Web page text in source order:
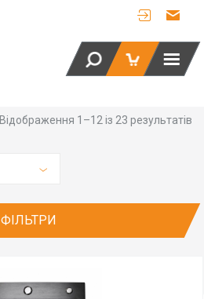
Відображення 1–12 із 23 результатів
ФІЛЬТРИ